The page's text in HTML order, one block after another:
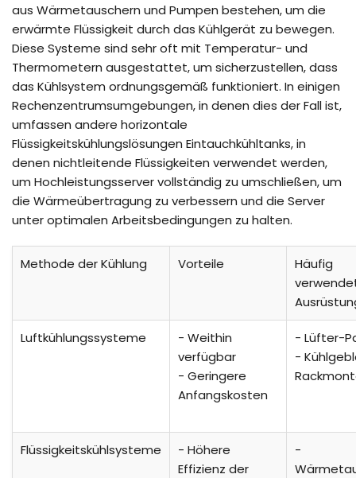
aus Wärmetauschern und Pumpen bestehen, um die
erwärmte Flüssigkeit durch das Kühlgerät zu bewegen.
Diese Systeme sind sehr oft mit Temperatur- und
Thermometern ausgestattet, um sicherzustellen, dass
das Kühlsystem ordnungsgemäß funktioniert. In einigen
Rechenzentrumsumgebungen, in denen dies der Fall ist,
umfassen andere horizontale
Flüssigkeitskühlungslösungen Eintauchkühltanks, in
denen nichtleitende Flüssigkeiten verwendet werden,
um Hochleistungsserver vollständig zu umschließen, um
die Wärmeübertragung zu verbessern und die Server
unter optimalen Arbeitsbedingungen zu halten.
Methode der Kühlung Vorteile
Häufig
Luftkühlungssysteme
- Weithin
verfügbar
- Geringere
Anfangskosten
- Lüfter-
-
Flüssigkeitskühlsysteme
- Höhere
Effizienz der
-